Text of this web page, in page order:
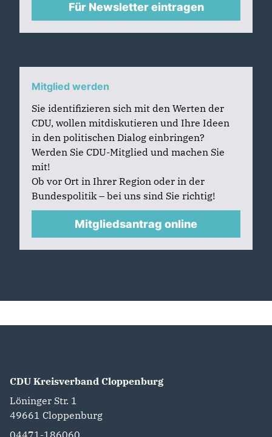
Für Newsletter eintragen
Mitglied werden
Sie identifizieren sich mit den Werten der
CDU, wollen mitdiskutieren und Ihre Ideen
in den politischen Dialog einbringen?
Werden Sie CDU-Mitglied und machen Sie
mit!
Ob vor Ort in Ihrer Region oder in der
Bundespolitik – bei uns sind Sie richtig!
Mitgliedsantrag online
CDU Kreisverband Cloppenburg
Löninger Str. 1
49661 Cloppenburg